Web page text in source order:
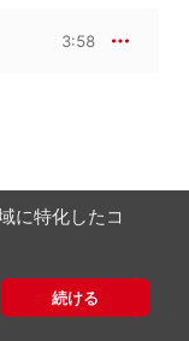
3:58
に特化したコ
続ける